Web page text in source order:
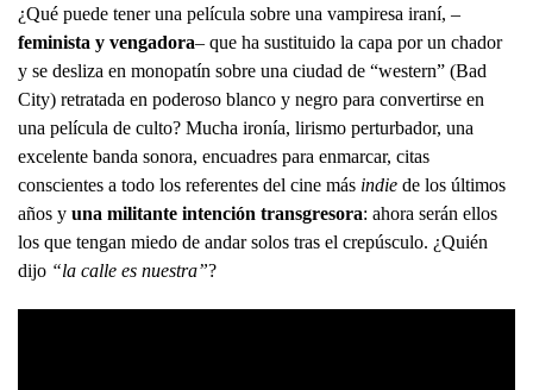
¿Qué puede tener una película sobre una vampiresa iraní, –
feminista y vengadora– que ha sustituido la capa por un chador
y se desliza en monopatín sobre una ciudad de “western” (Bad
City) retratada en poderoso blanco y negro para convertirse en
una película de culto? Mucha ironía, lirismo perturbador, una
excelente banda sonora, encuadres para enmarcar, citas
conscientes a todo los referentes del cine más indie de los últimos
años y una militante intención transgresora: ahora serán ellos
los que tengan miedo de andar solos tras el crepúsculo. ¿Quién
dijo “la calle es nuestra”?